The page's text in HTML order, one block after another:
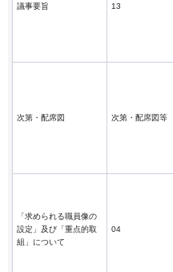
議事要旨 13
次第・配席図 次第・配席図等
「求められる職員像の
設定」及び「重点的取
組」について
04